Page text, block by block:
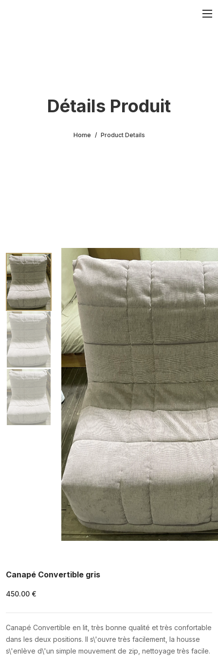
Détails Produit
Home Product Details
Canapé Convertible gris
450.00 €
Canapé Convertible en lit, très bonne qualité et très confortable
dans les deux positions. Il s\'ouvre très facilement, la housse
s\'enlève d\'un simple mouvement de zip, nettoyage très facile.